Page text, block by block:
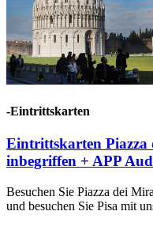
-Eintrittskarten
Eintrittskarten
inbegriffen + APP
Besuchen Sie Piazza dei
und besuchen Sie Pisa mit